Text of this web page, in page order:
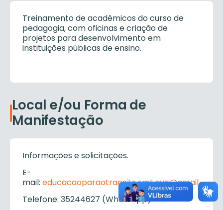
Treinamento de acadêmicos do curso de
pedagogia, com oficinas e criação de
projetos para desenvolvimento em
instituições públicas de ensino.
Local e/ou Forma de
Manifestação
Informações e solicitações.
E-
mail: educacaoparaotransito.smt.gyn@gmail.com
Telefone: 35244627 (WhatsApp)